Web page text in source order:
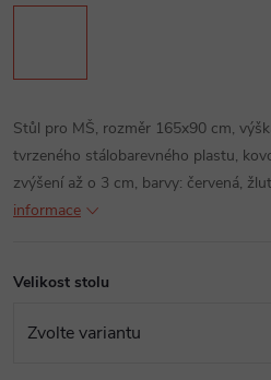
Stůl pro MŠ, rozměr 165x90 cm,
tvrzeného stálobarevného plastu,
zvýšení až o 3 cm, barvy: červená,
informace
Velikost stolu